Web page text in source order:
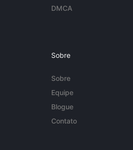
DMCA
Sobre
Sobre
Equipe
Blogue
Contato